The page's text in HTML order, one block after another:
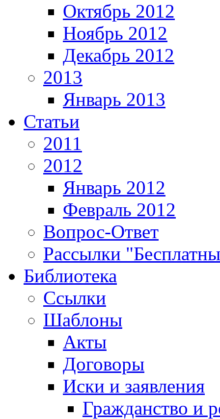
Октябрь 2012
Ноябрь 2012
Декабрь 2012
2013
Январь 2013
Статьи
2011
2012
Январь 2012
Февраль 2012
Вопрос-Ответ
Рассылки
Библиотека
Ссылки
Шаблоны
Акты
Договоры
Иски и заявления
Гражданство и